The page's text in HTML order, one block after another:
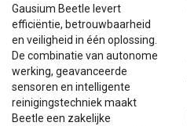
Gausium Beetle levert
efficiëntie, betrouwbaarheid
en veiligheid in één oplossing.
De combinatie van autonome
werking, geavanceerde
sensoren en intelligente
reinigingstechniek maakt
Beetle een zakelijke